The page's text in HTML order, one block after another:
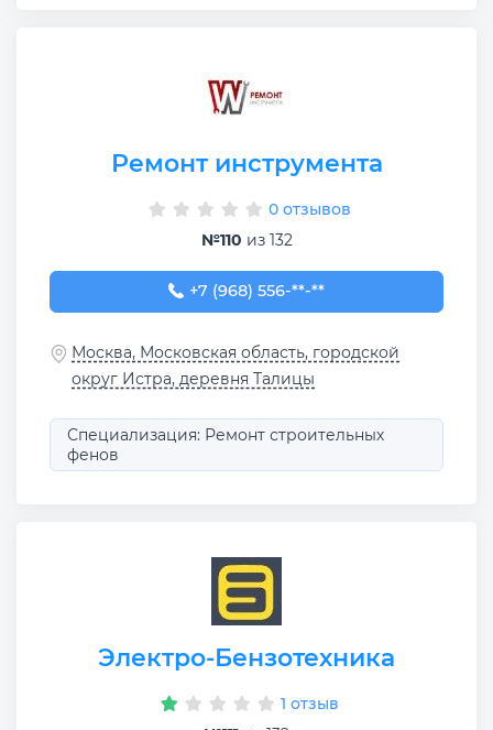
Ремонт инструмента
0 отзывов
№110 из 132
+7 (968) 556-87-77
+7 (968) 556-**-**
Москва, Московская область, городской
округ Истра, деревня Талицы
Специализация: Ремонт строительных
фенов
Электро-Бензотехника
1 отзыв